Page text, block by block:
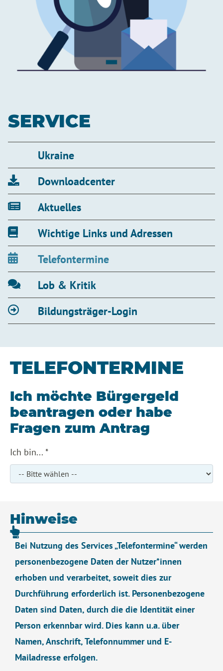
SERVICE
Ukraine
Downloadcenter
Aktuelles
Wichtige Links und Adressen
Telefontermine
Lob & Kritik
Bildungsträger-Login
TELEFONTERMINE
Ich möchte Bürgergeld
beantragen oder habe
Fragen zum Antrag
Ich bin... *
Hinweise
Bei Nutzung des Services „Telefontermine“ werden
personenbezogene Daten der Nutzer*innen
erhoben und verarbeitet, soweit dies zur
Durchführung erforderlich ist. Personenbezogene
Daten sind Daten, durch die die Identität einer
Person erkennbar wird. Dies kann u.a. über
Namen, Anschrift, Telefonnummer und E-
Mailadresse erfolgen.